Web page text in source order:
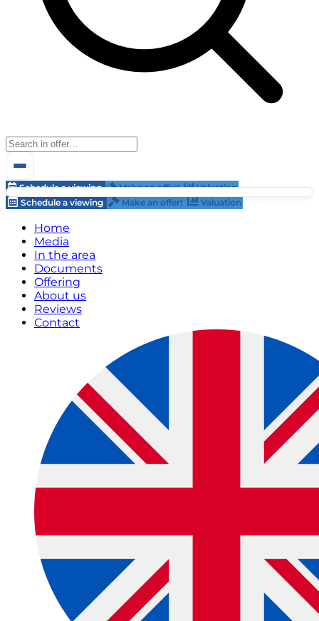
Schedule a viewing Make an offer!
Valuation
Schedule a viewing
Make an offer! Valuation
Home
Media
In the area
Documents
Offering
About us
Reviews
Contact